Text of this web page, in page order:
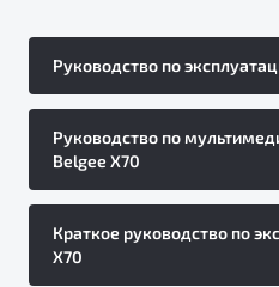
Руководство по
Руководство по
Belgee X70
Краткое руководство по
X70